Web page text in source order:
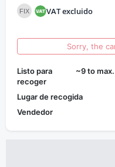
FIX VAT excluido
Sorry, the
Listo para
recoger
~9 to
Lugar de recogida
Vendedor